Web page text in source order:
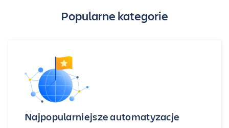
Popularne kategorie
Najpopularniejsze automatyzacje